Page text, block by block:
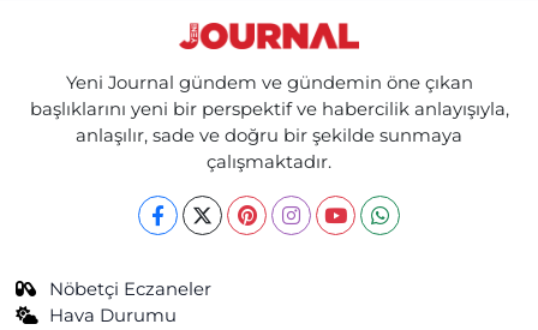
Yeni Journal gündem ve gündemin öne çıkan
başlıklarını yeni bir perspektif ve habercilik anlayışıyla,
anlaşılır, sade ve doğru bir şekilde sunmaya
çalışmaktadır.
Nöbetçi Eczaneler
Hava Durumu